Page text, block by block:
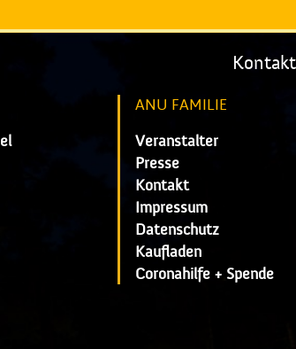
ANU FAMILIE
Veranstalter
Presse
Kontakt
Impressum
Datenschutz
Kaufladen
Coronahilfe + Spende